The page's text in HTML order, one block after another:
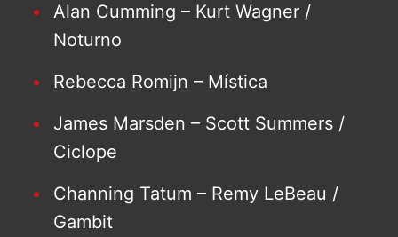
Alan Cumming – Kurt Wagner /
Noturno
Rebecca Romijn – Mística
James Marsden – Scott Summers /
Ciclope
Channing Tatum – Remy LeBeau /
Gambit